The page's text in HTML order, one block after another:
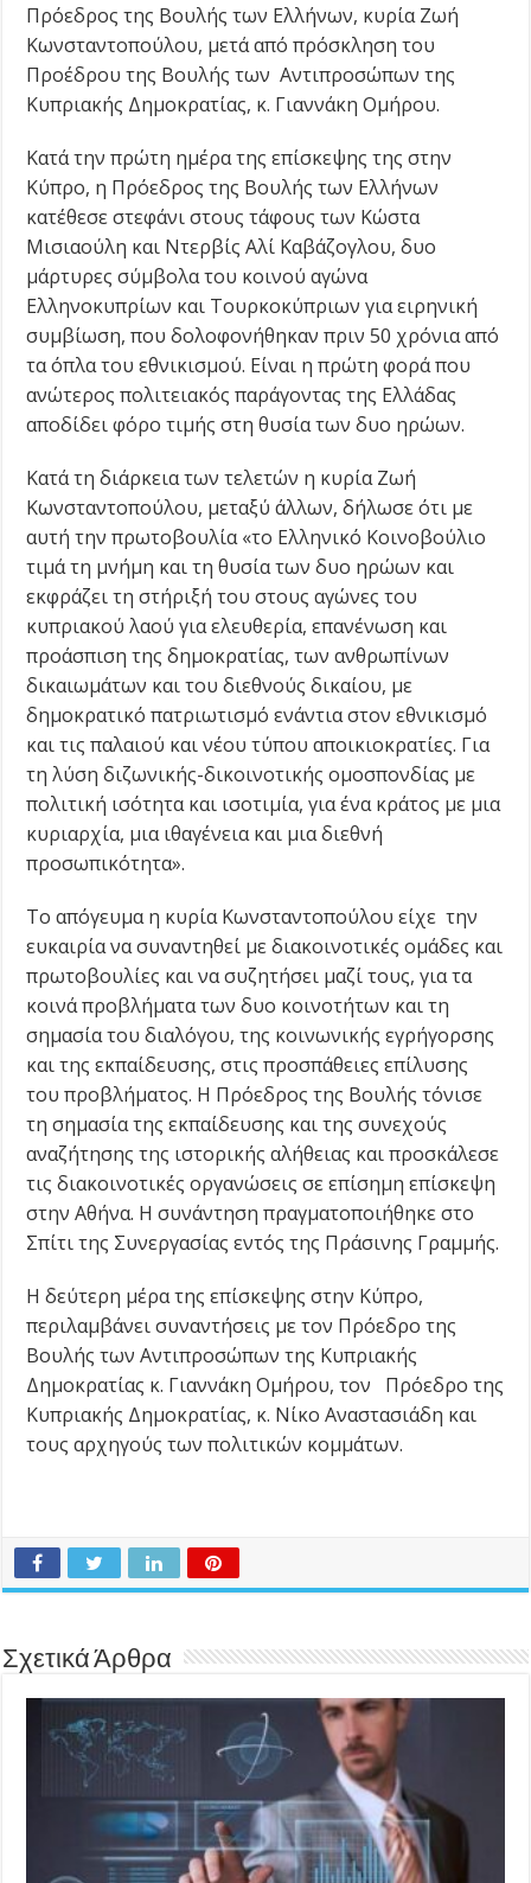
Πρόεδρος της Βουλής των Ελλήνων, κυρία Ζωή
Κωνσταντοπούλου, μετά από πρόσκληση του
Προέδρου της Βουλής των Αντιπροσώπων της
Κυπριακής Δημοκρατίας, κ. Γιαννάκη Ομήρου.
Κατά την πρώτη ημέρα της επίσκεψης της στην
Κύπρο, η Πρόεδρος της Βουλής των Ελλήνων
κατέθεσε στεφάνι στους τάφους των Κώστα
Μισιαούλη και Ντερβίς Αλί Καβάζογλου, δυο
μάρτυρες σύμβολα του κοινού αγώνα
Ελληνοκυπρίων και Τουρκοκύπριων για ειρηνική
συμβίωση, που δολοφονήθηκαν πριν 50 χρόνια από
τα όπλα του εθνικισμού. Είναι η πρώτη φορά που
ανώτερος πολιτειακός παράγοντας της Ελλάδας
αποδίδει φόρο τιμής στη θυσία των δυο ηρώων.
Κατά τη διάρκεια των τελετών η κυρία Ζωή
Κωνσταντοπούλου, μεταξύ άλλων, δήλωσε ότι με
αυτή την πρωτοβουλία «το Ελληνικό Κοινοβούλιο
τιμά τη μνήμη και τη θυσία των δυο ηρώων και
εκφράζει τη στήριξή του στους αγώνες του
κυπριακού λαού για ελευθερία, επανένωση και
προάσπιση της δημοκρατίας, των ανθρωπίνων
δικαιωμάτων και του διεθνούς δικαίου, με
δημοκρατικό πατριωτισμό ενάντια στον εθνικισμό
και τις παλαιού και νέου τύπου αποικιοκρατίες. Για
τη λύση διζωνικής-δικοινοτικής ομοσπονδίας με
πολιτική ισότητα και ισοτιμία, για ένα κράτος με μια
κυριαρχία, μια ιθαγένεια και μια διεθνή
προσωπικότητα».
Το απόγευμα η κυρία Κωνσταντοπούλου είχε την
ευκαιρία να συναντηθεί με διακοινοτικές ομάδες και
πρωτοβουλίες και να συζητήσει μαζί τους, για τα
κοινά προβλήματα των δυο κοινοτήτων και τη
σημασία του διαλόγου, της κοινωνικής εγρήγορσης
και της εκπαίδευσης, στις προσπάθειες επίλυσης
του προβλήματος. Η Πρόεδρος της Βουλής τόνισε
τη σημασία της εκπαίδευσης και της συνεχούς
αναζήτησης της ιστορικής αλήθειας και προσκάλεσε
τις διακοινοτικές οργανώσεις σε επίσημη επίσκεψη
στην Αθήνα. Η συνάντηση πραγματοποιήθηκε στο
Σπίτι της Συνεργασίας εντός της Πράσινης Γραμμής.
Η δεύτερη μέρα της επίσκεψης στην Κύπρο,
περιλαμβάνει συναντήσεις με τον Πρόεδρο της
Βουλής των Αντιπροσώπων της Κυπριακής
Δημοκρατίας κ. Γιαννάκη Ομήρου, τον Πρόεδρο της
Κυπριακής Δημοκρατίας, κ. Νίκο Αναστασιάδη και
τους αρχηγούς των πολιτικών κομμάτων.
Σχετικά Άρθρα